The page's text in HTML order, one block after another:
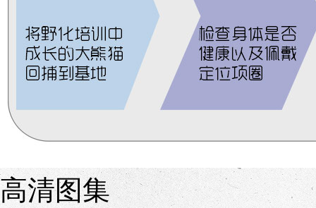
高清图集